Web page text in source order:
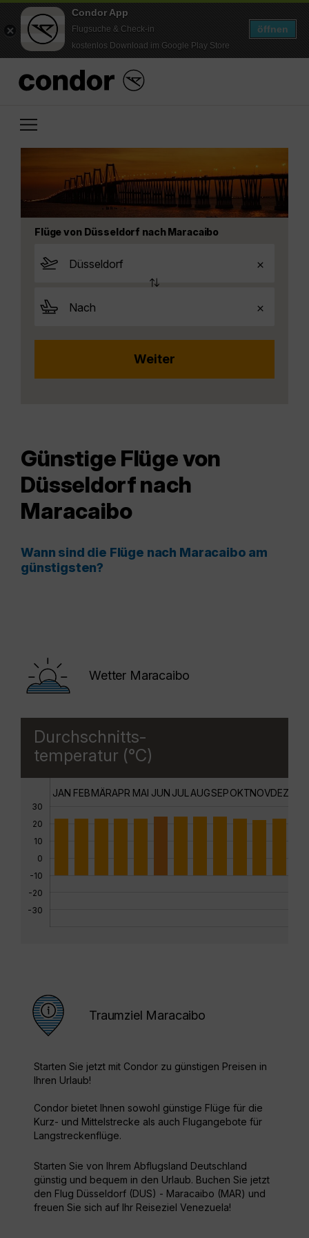
Condor App
Flugsuche & Check-in
kostenlos Download im Google Play Store
öffnen
Flüge von Düsseldorf nach Maracaibo
Günstige Flüge von
Düsseldorf nach
Maracaibo
Wann sind die Flüge nach Maracaibo am
günstigsten?
Wetter Maracaibo
Durchschnitts-
temperatur (°C)
30
20
10
0
-10
-20
-30
JAN FEBMÄRAPR MAI JUN JUL AUGSEPOKTNOVDEZ
Traumziel Maracaibo
Starten Sie jetzt mit Condor zu günstigen Preisen in
Ihren Urlaub!
Condor bietet Ihnen sowohl günstige Flüge für die
Kurz- und Mittelstrecke als auch Flugangebote für
Langstreckenflüge.
Starten Sie von Ihrem Abflugsland Deutschland
günstig und bequem in den Urlaub. Buchen Sie jetzt
den Flug Düsseldorf (DUS) - Maracaibo (MAR) und
freuen Sie sich auf Ihr Reiseziel Venezuela!